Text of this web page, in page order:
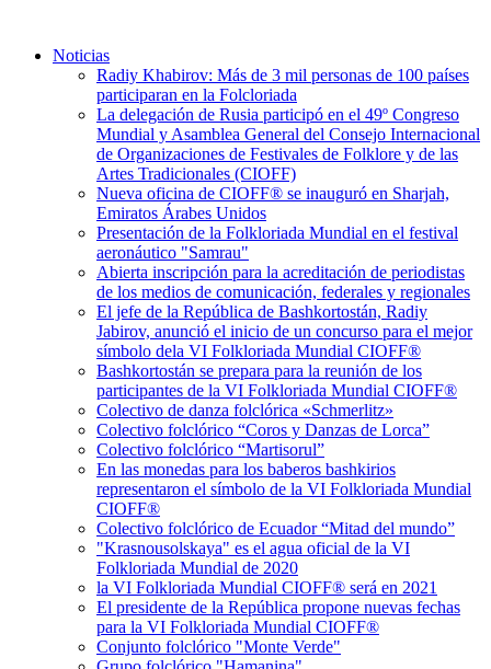
Noticias
Radiy Khabirov: Más de 3 mil personas de 100 países
participaran en la Folcloriada
La delegación de Rusia participó en el 49º Congreso
Mundial y Asamblea General del Consejo Internacional
de Organizaciones de Festivales de Folklore y de las
Artes Tradicionales (CIOFF)
Nueva oficina de CIOFF® se inauguró en Sharjah,
Emiratos Árabes Unidos
Presentación de la Folkloriada Mundial en el festival
aeronáutico "Samrau"
Abierta inscripción para la acreditación de periodistas
de los medios de comunicación, federales y regionales
El jefe de la República de Bashkortostán, Radiy
Jabirov, anunció el inicio de un concurso para el mejor
símbolo dela VI Folkloriada Mundial CIOFF®
Bashkortostán se prepara para la reunión de los
participantes de la VI Folkloriada Mundial CIOFF®
Colectivo de danza folclórica «Schmerlitz»
Colectivo folclórico “Coros y Danzas de Lorca”
Colectivo folclórico “Martisorul”
En las monedas para los baberos bashkirios
representaron el símbolo de la VI Folkloriada Mundial
CIOFF®
Colectivo folclórico de Ecuador “Mitad del mundo”
"Krasnousolskaya" es el agua oficial de la VI
Folkloriada Mundial de 2020
la VI Folkloriada Mundial CIOFF® será en 2021
El presidente de la República propone nuevas fechas
para la VI Folkloriada Mundial CIOFF®
Conjunto folclórico "Monte Verde"